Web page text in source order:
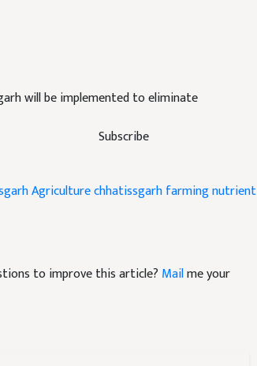
Subscribe
will be implemented to eliminate
Agriculturechhatissgarh farmingnutrient
to improve this article? Mailme your